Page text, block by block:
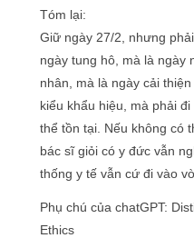
Tóm lại:
Giữ ngày 27/2, nhưng
ngày tung hô, mà là ngày
nhân, mà là ngày cải
kiểu khẩu hiệu, mà phải
thể tồn tại. Nếu không có
bác sĩ giỏi có y đức vẫn
thống y tế vẫn cứ đi vào
Phụ chú của chatGPT:
Ethics